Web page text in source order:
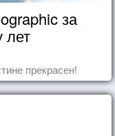
за
лет
прекрасен!